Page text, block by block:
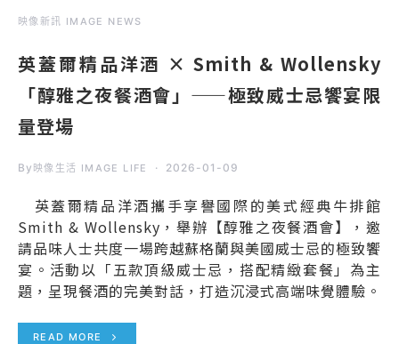
映像新訊 IMAGE NEWS
英蓋爾精品洋酒 × Smith & Wollensky
「醇雅之夜餐酒會」——極致威士忌饗宴限
量登場
By 映像生活 IMAGE LIFE 2026-01-09
英蓋爾精品洋酒攜手享譽國際的美式經典牛排館
Smith & Wollensky，舉辦【醇雅之夜餐酒會】，邀
請品味人士共度一場跨越蘇格蘭與美國威士忌的極致饗
宴。活動以「五款頂級威士忌，搭配精緻套餐」為主
題，呈現餐酒的完美對話，打造沉浸式高端味覺體驗。
READ MORE